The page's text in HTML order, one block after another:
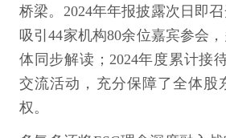
桥梁。2024年年报披露次日即
吸引44家机构80余位嘉宾参会
体同步解读；2024年度累计接
交流活动，充分保障了全体股
权。